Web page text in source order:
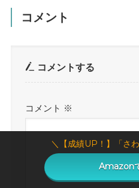
コメント
コメントする
コメント ※
＼【成績UP！】「さ
Amazon